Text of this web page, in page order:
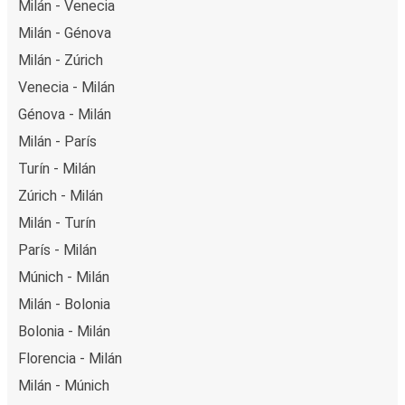
Milán - Venecia
Milán - Génova
Milán - Zúrich
Venecia - Milán
Génova - Milán
Milán - París
Turín - Milán
Zúrich - Milán
Milán - Turín
París - Milán
Múnich - Milán
Milán - Bolonia
Bolonia - Milán
Florencia - Milán
Milán - Múnich